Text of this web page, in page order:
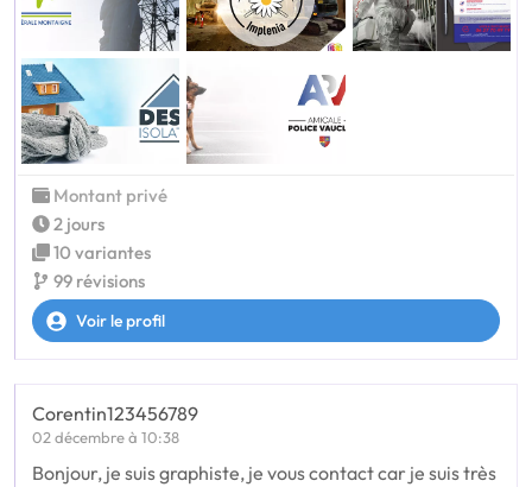
Montant privé
2 jours
10 variantes
99 révisions
Voir le profil
Corentin123456789
02 décembre à 10:38
Bonjour, je suis graphiste, je vous contact car je suis très